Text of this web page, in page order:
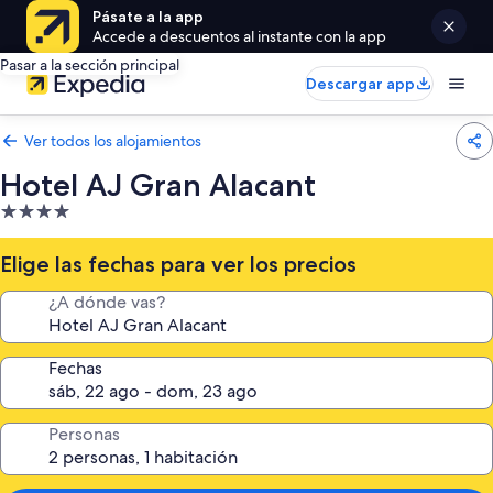
Pásate a la app
Accede a descuentos al instante con la app
Pasar a la sección principal
Descargar app
Ver todos los alojamientos
Hotel AJ Gran Alacant
Alojamiento
de
4.0 estrellas
Elige las fechas para ver los precios
¿A dónde vas?
Fechas
Personas